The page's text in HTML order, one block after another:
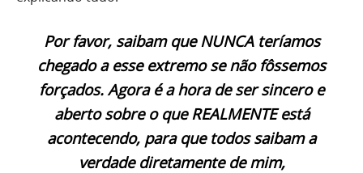
Por favor, saibam que NUNCA teríamos
chegado a esse extremo se não fôssemos
forçados. Agora é a hora de ser sincero e
aberto sobre o que REALMENTE está
acontecendo, para que todos saibam a
verdade diretamente de mim,